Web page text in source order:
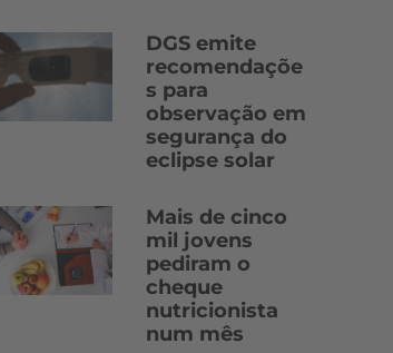
DGS emite
recomendaçõe
s para
observação em
segurança do
eclipse solar
Mais de cinco
mil jovens
pediram o
cheque
nutricionista
num mês